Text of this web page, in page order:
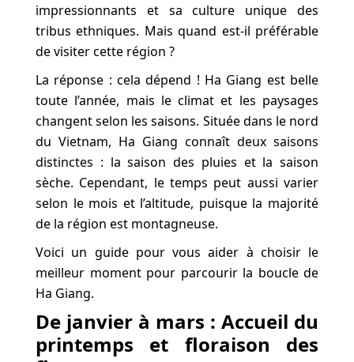
impressionnants et sa culture unique des
tribus ethniques. Mais quand est-il préférable
de visiter cette région ?
La réponse : cela dépend ! Ha Giang est belle
toute l’année, mais le climat et les paysages
changent selon les saisons. Située dans le nord
du Vietnam, Ha Giang connaît deux saisons
distinctes : la saison des pluies et la saison
sèche. Cependant, le temps peut aussi varier
selon le mois et l’altitude, puisque la majorité
de la région est montagneuse.
Voici un guide pour vous aider à choisir le
meilleur moment pour parcourir la boucle de
Ha Giang.
De janvier à mars : Accueil du
printemps et floraison des